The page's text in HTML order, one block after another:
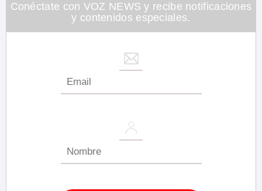
Conéctate con VOZ NEWS y recibe notificaciones
y contenidos especiales.